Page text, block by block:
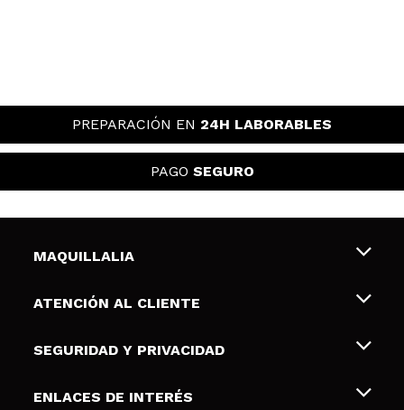
PREPARACIÓN EN 24H LABORABLES
PAGO SEGURO
MAQUILLALIA
Sobre nosotros
Tarjetas de Regalo
ATENCIÓN AL CLIENTE
Envíos y devoluciones
Formas de pago
SEGURIDAD Y PRIVACIDAD
Terminos y condiciones de uso
ENLACES DE INTERÉS